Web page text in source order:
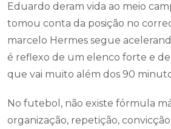
Eduardo deram vida ao meio
tomou conta da posição no
marcelo Hermes segue
é reflexo de um elenco forte e
que vai muito além dos 90
No futebol, não existe fórmula
organização, repetição,